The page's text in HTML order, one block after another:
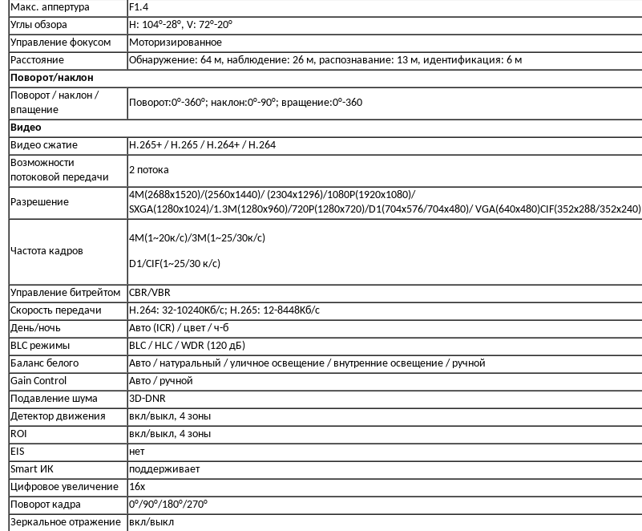
Макс. аппертура
F1.4
Углы обзора
H: 104°-28°, V: 72°-20°
Управление фокусом
Моторизированное
Расстояние
Обнаружение: 64 м, наблюдение: 26 м, распознавание: 13 м, идентификация: 6 м
Поворот/наклон
Поворот / наклон /
впащение
Поворот:0°-360°; наклон:0°-90°; вращение:0°-360
Видео
Видео сжатие
H.265+ / H.265 / H.264+ / H.264
Возможности
потоковой передачи
2 потока
Разрешение
4M(2688x1520)/(2560x1440)/ (2304x1296)/1080P(1920x1080)/
SXGA(1280x1024)/1.3M(1280x960)/720P(1280x720)/D1(704x576/704x480)/ VGA(640x480)CIF(352x288/352x240)
Частота кадров
4M(1~20к/с)/3M(1~25/30к/с)
D1/CIF(1~25/30 к/с)
Управление битрейтом
CBR/VBR
Скорость передачи
H.264: 32-10240Kб/с; H.265: 12-8448Kб/с
День/ночь
Авто (ICR) / цвет / ч-б
BLC режимы
BLC / HLC / WDR (120 дБ)
Баланс белого
Авто / натуральный / уличное освещение / внутренние освещение / ручной
Gain Control
Авто / ручной
Подавление шума
3D-DNR
Детектор движения
вкл/выкл, 4 зоны
ROI
вкл/выкл, 4 зоны
EIS
нет
Smart ИК
поддерживает
Цифровое увеличение
16х
Поворот кадра
0°/90°/180°/270°
Зеркальное отражение
вкл/выкл